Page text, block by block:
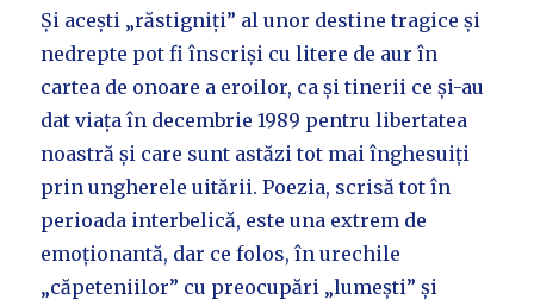
Și acești „răstigniți” al unor destine tragice și
nedrepte pot fi înscriși cu litere de aur în
cartea de onoare a eroilor, ca și tinerii ce și-au
dat viața în decembrie 1989 pentru libertatea
noastră și care sunt astăzi tot mai înghesuiți
prin ungherele uitării. Poezia, scrisă tot în
perioada interbelică, este una extrem de
emoționantă, dar ce folos, în urechile
„căpeteniilor” cu preocupări „lumești” și